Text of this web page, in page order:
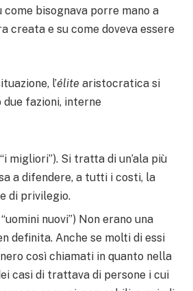
bisognava porre mano a
creata e su come doveva essere
l’élite aristocratica si
due fazioni, interne
migliori”). Si tratta di un’ala più
a difendere, a tutti i costi, la
di privilegio.
nuovi”) Non erano una
definita. Anche se molti di essi
così chiamati in quanto nella
casi di trattava di persone i cui